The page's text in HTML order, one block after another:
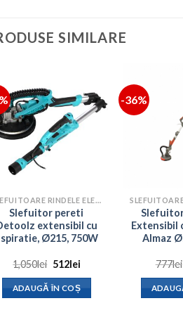
SIMILARE
SLEFUITOARE RINDELE ELECTRICE
Slefuitor pereti
extensibil cu
Ø215, 750W
1,050lei Prețul
a
fost:
512leiPrețul
este:
512lei.
ADAUGĂ ÎN COȘ
-36%
Extensibil
Almaz
777lei